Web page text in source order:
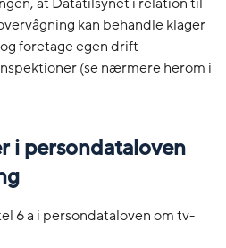
kan behandle klager
foretage egen drift-
(se nærmere herom i
i persondataloven
6 a i persondataloven om tv-